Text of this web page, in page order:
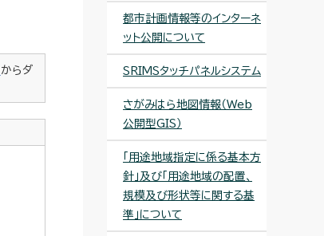
からダ
都市計画情報等のインターネ
ット公開について
SRIMSタッチパネルシステム
さがみはら地図情報（Web
公開型GIS）
「用途地域指定に係る基本方
針」及び「用途地域の配置、
規模及び形状等に関する基
準」について